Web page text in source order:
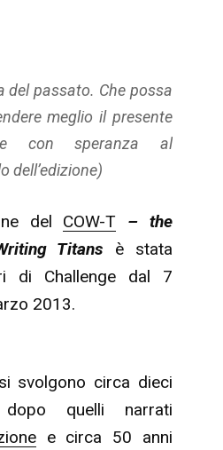
del passato. Che possa
meglio il presente
con speranza al
dell’edizione)
del COW-T
– the
Titans è stata
di Challenge dal 7
2013.
svolgono circa dieci
quelli narrati
e circa 50 anni